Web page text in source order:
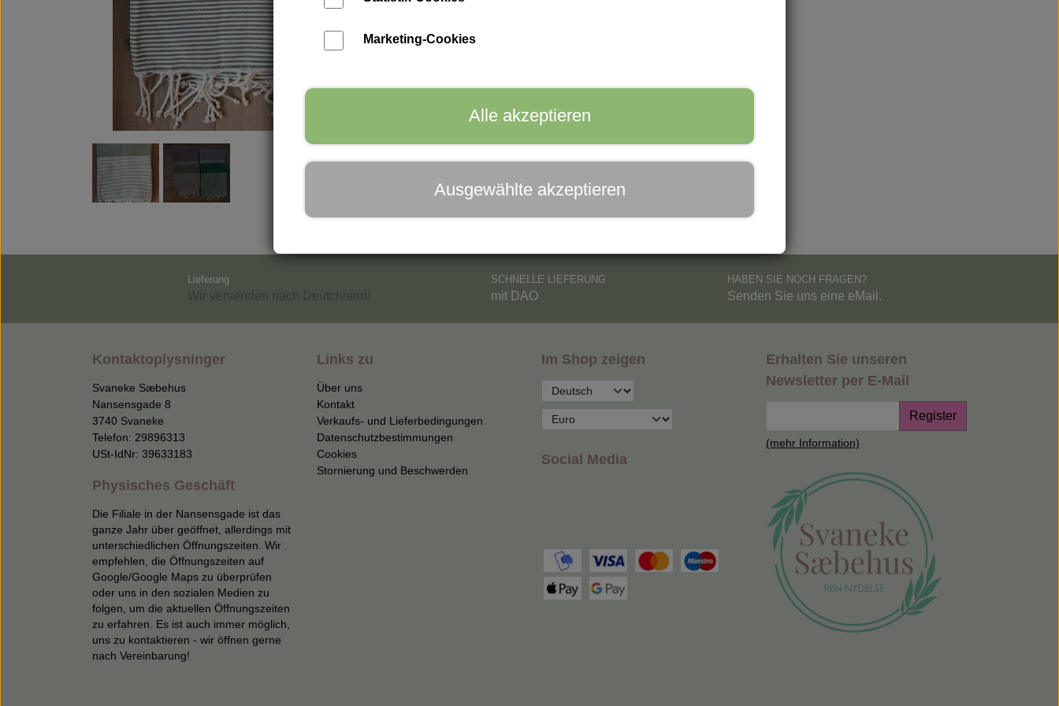
Parfüms Vance Kitira Licht Rudolph Care
Lieferung SCHNELLE LIEFERUNG
mit DAO
HABEN SIE NOCH FRAGEN?
Senden Sie uns eine eMail.
Kontaktoplysninger
Svaneke Sæbehus
Nansensgade 8
3740 Svaneke
Telefon: 29896313
USt-IdNr: 39633183
Physisches Geschäft
Die Filiale in der Nansensgade ist das
ganze Jahr über geöffnet, allerdings mit
unterschiedlichen Öffnungszeiten. Wir
empfehlen, die Öffnungszeiten auf
Google/Google Maps zu überprüfen
oder uns in den sozialen Medien zu
folgen, um die aktuellen Öffnungszeiten
zu erfahren. Es ist auch immer möglich,
uns zu kontaktieren - wir öffnen gerne
nach Vereinbarung!
Links zu
Über uns
Kontakt
Verkaufs- und Lieferbedingungen
Datenschutzbestimmungen
Cookies
Stornierung und Beschwerden
Im Shop zeigen
Social Media
Erhalten Sie unseren
Newsletter per E-Mail
Register
(mehr Information)
Marketing-Cookies
Alle akzeptieren
Ausgewählte akzeptieren